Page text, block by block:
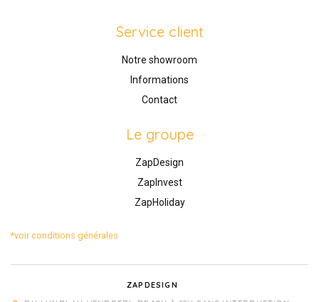
Service client
Notre showroom
Informations
Contact
Le groupe
ZapDesign
ZapInvest
ZapHoliday
*voir conditions générales
ZAPDESIGN